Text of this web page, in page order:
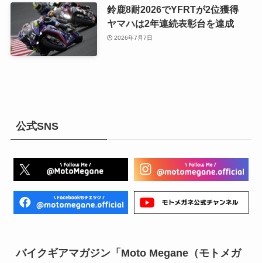
鈴鹿8耐2026でYFRTが2位獲得
ヤマハは2年連続表彰台を達成
2026年7月7日
公式SNS
バイクギアマガジン「Moto Megane（モトメガ